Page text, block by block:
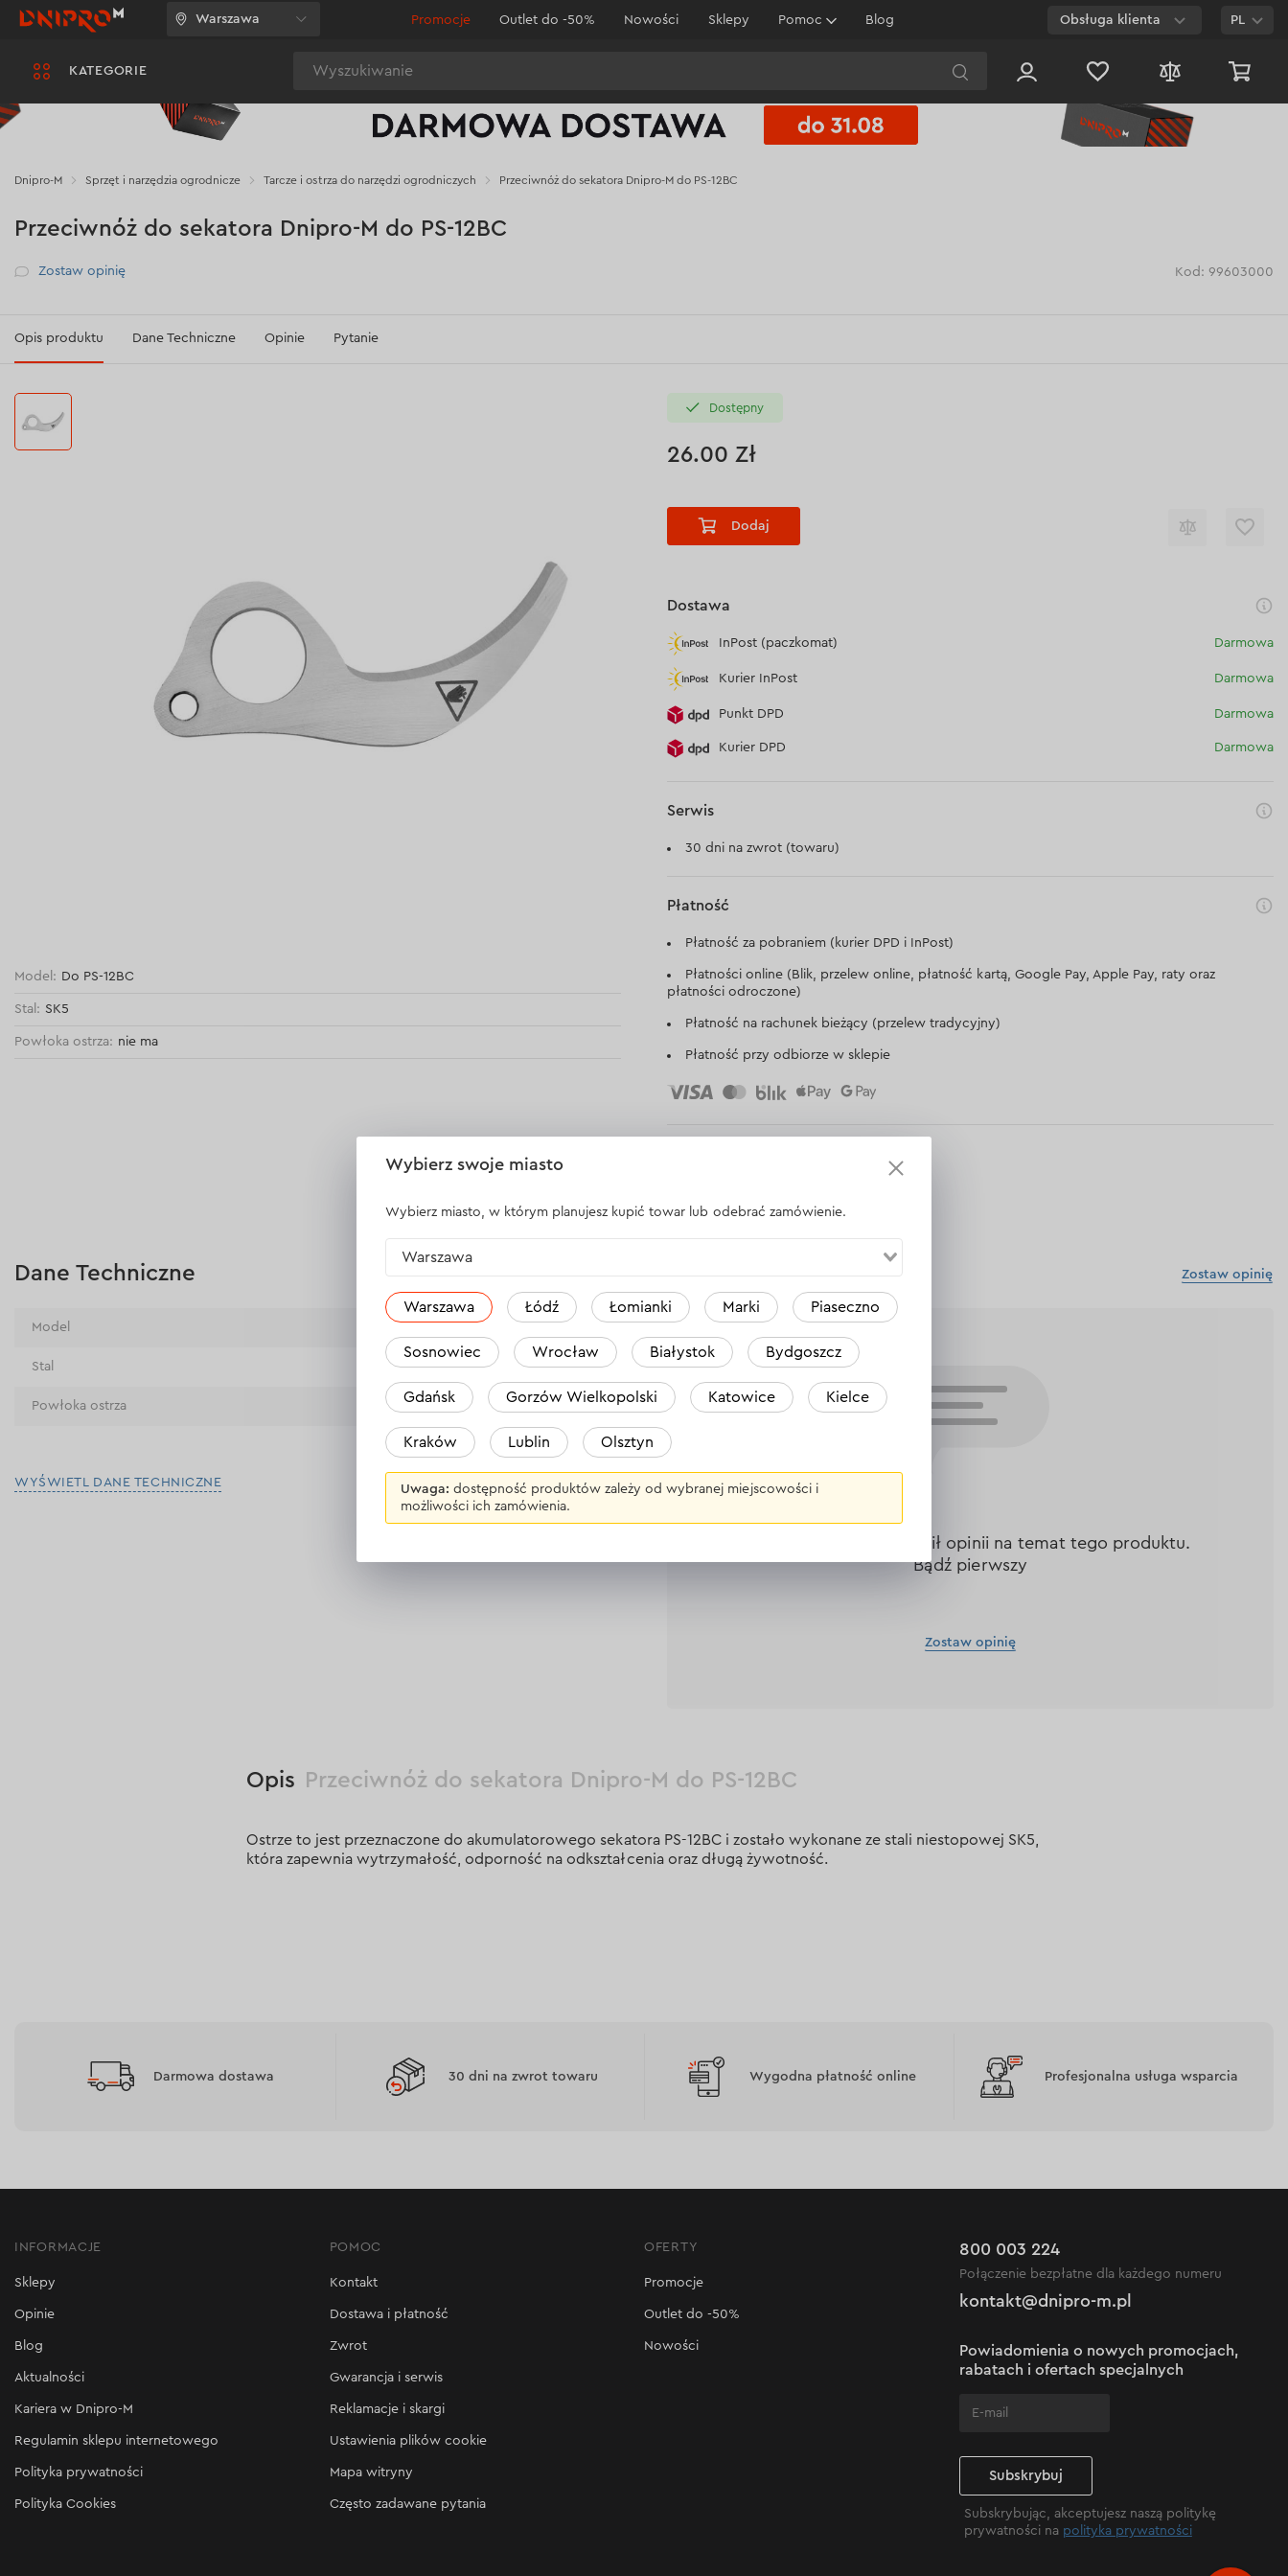
KATEGORIE
Warszawa Promocje Outlet do -50% Nowości Sklepy Pomoc Blog Obsługa klienta
Czat na
stronie
PL
Dnipro-M Sprzęt i narzędzia ogrodnicze Tarcze i ostrza do narzędzi ogrodniczych Przeciwnóż do sekatora Dnipro-M do PS-12BC
Przeciwnóż do sekatora Dnipro-M do PS-12BC
Рейтинг
Zostaw opinię Kod: 99603000
Opis produktu Dane Techniczne Opinie Pytanie
Model: Do PS-12BC
Stal: SK5
Powłoka ostrza: nie ma
Dostępny
26.00 Zł
Dodaj
Dostawa
InPost (paczkomat) Darmowa
Kurier InPost Darmowa
Punkt DPD Darmowa
Kurier DPD Darmowa
Serwis
30 dni na zwrot (towaru)
Płatność
Płatność za pobraniem (kurier DPD i InPost)
Płatności online (Blik, przelew online, płatność kartą, Google Pay, Apple Pay, raty oraz
płatności odroczone)
Płatność na rachunek bieżący (przelew tradycyjny)
Płatność przy odbiorze w sklepie
Dane Techniczne
Model Do PS-12BC
Stal SK5
Powłoka ostrza nie ma
WYŚWIETL DANE TECHNICZNE
Zostaw opinię
Opinie
Nikt jeszcze nie zostawił opinii na temat tego produktu.
Bądź pierwszy
Zostaw opinię
Opis Przeciwnóż do sekatora Dnipro-M do PS-12BC
Ostrze to jest przeznaczone do akumulatorowego sekatora PS-12BC i zostało wykonane ze stali niestopowej SK5,
która zapewnia wytrzymałość, odporność na odkształcenia oraz długą żywotność.
Darmowa dostawa 30 dni na zwrot towaru Wygodna płatność online Profesjonalna usługa wsparcia
INFORMACJE
Sklepy
Opinie
Blog
Aktualności
Kariera w Dnipro-M
Regulamin sklepu internetowego
Polityka prywatności
Polityka Cookies
POMOC
Kontakt
Dostawa i płatność
Zwrot
Gwarancja i serwis
Reklamacje i skargi
Ustawienia plików cookie
Mapa witryny
Często zadawane pytania
OFERTY
Promocje
Outlet do -50%
Nowości
800 003 224
Połączenie bezpłatne dla każdego numeru
kontakt@dnipro-m.pl
Powiadomienia o nowych promocjach,
rabatach i ofertach specjalnych
Subskrybuj
Subskrybując, akceptujesz naszą politykę
prywatności na polityka prywatności
Wybierz swoje miasto
Wybierz miasto, w którym planujesz kupić towar lub odebrać zamówienie.
Warszawa
Warszawa Łódź Łomianki Marki Piaseczno
Sosnowiec Wrocław Białystok Bydgoszcz
Gdańsk Gorzów Wielkopolski Katowice Kielce
Kraków Lublin Olsztyn
Uwaga: dostępność produktów zależy od wybranej miejscowości i
możliwości ich zamówienia.